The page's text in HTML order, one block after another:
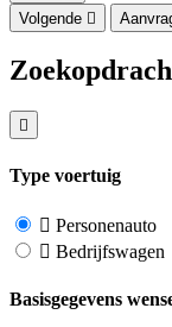
Volgende
Type voertuig
Personenauto
Bedrijfswagen
Basisgegevens